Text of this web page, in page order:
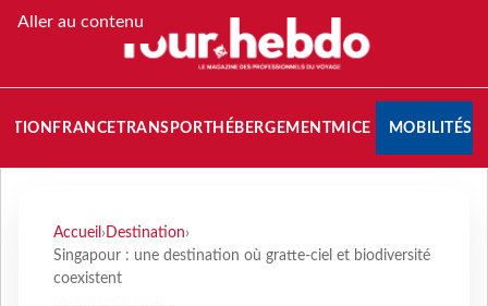
Aller au contenu
FRANCETRANSPORT HÉBERGEMENTMICE MOBILITÉS
Accueil › Destination›
Singapour : une destination où gratte-ciel et biodiversité
coexistent